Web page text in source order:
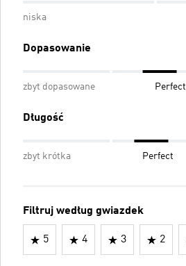
niska
Dopasowanie
zbyt dopasowane Perfect
Długość
zbyt krótka Perfect
Filtruj według gwiazdek
5 4 3 2